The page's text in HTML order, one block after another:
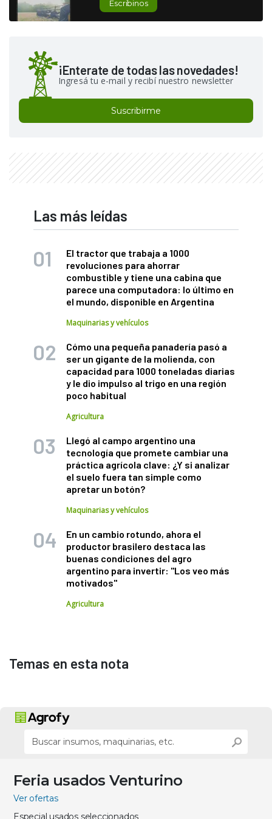
Escribinos
¡Enterate de todas las novedades!
Ingresá tu e-mail y recibí nuestro newsletter
Suscribirme
Las más leídas
El tractor que trabaja a 1000
revoluciones para ahorrar
combustible y tiene una cabina que
parece una computadora: lo último en
el mundo, disponible en Argentina
Maquinarias y vehículos
Cómo una pequeña panadería pasó a
ser un gigante de la molienda, con
capacidad para 1000 toneladas diarias
y le dio impulso al trigo en una región
poco habitual
Agricultura
Llegó al campo argentino una
tecnología que promete cambiar una
práctica agrícola clave: ¿Y si analizar
el suelo fuera tan simple como
apretar un botón?
Maquinarias y vehículos
En un cambio rotundo, ahora el
productor brasilero destaca las
buenas condiciones del agro
argentino para invertir: "Los veo más
motivados"
Agricultura
Temas en esta nota
Feria usados Venturino
Ver ofertas
Especial usados seleccionados